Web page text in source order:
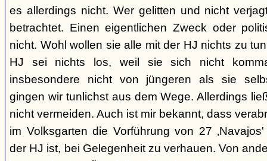
es allerdings nicht. Wer gelitten und nicht
betrachtet. Einen eigentlichen Zweck oder
nicht. Wohl wollen sie alle mit der HJ nichts zu
HJ sei nichts los, weil sie sich nicht
insbesondere nicht von jüngeren als sie
gingen wir tunlichst aus dem Wege. Allerdings
nicht vermeiden. Auch ist mir bekannt, dass
im Volksgarten die Vorführung von 27
der HJ ist, bei Gelegenheit zu verhauen. Von